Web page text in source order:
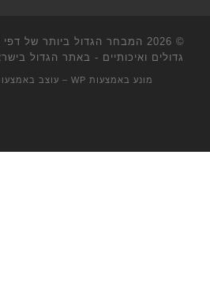
© 2026
המבחר הגדול ביותר של דפי
גדולים ואיכותיים - באתר הגדול
מונע באמצעות WP – עוצב